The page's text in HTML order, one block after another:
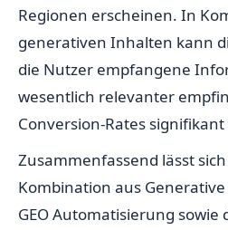
Regionen erscheinen. In
generativen Inhalten kann
die Nutzer empfangene
wesentlich relevanter
Conversion-Rates
Zusammenfassend lässt
Kombination aus
GEO Automatisierung